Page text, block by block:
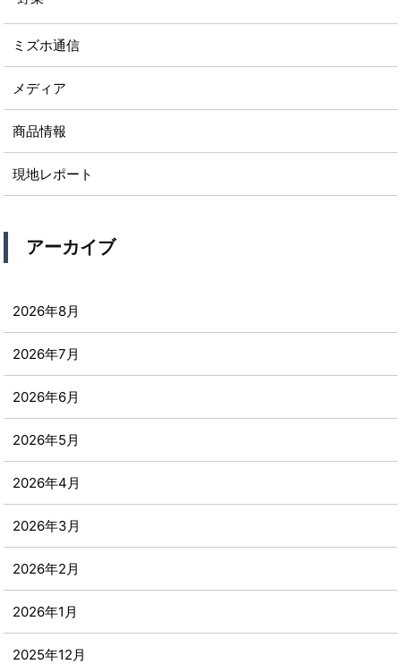
ミズホ通信
メディア
商品情報
現地レポート
アーカイブ
2026年8月
2026年7月
2026年6月
2026年5月
2026年4月
2026年3月
2026年2月
2026年1月
2025年12月